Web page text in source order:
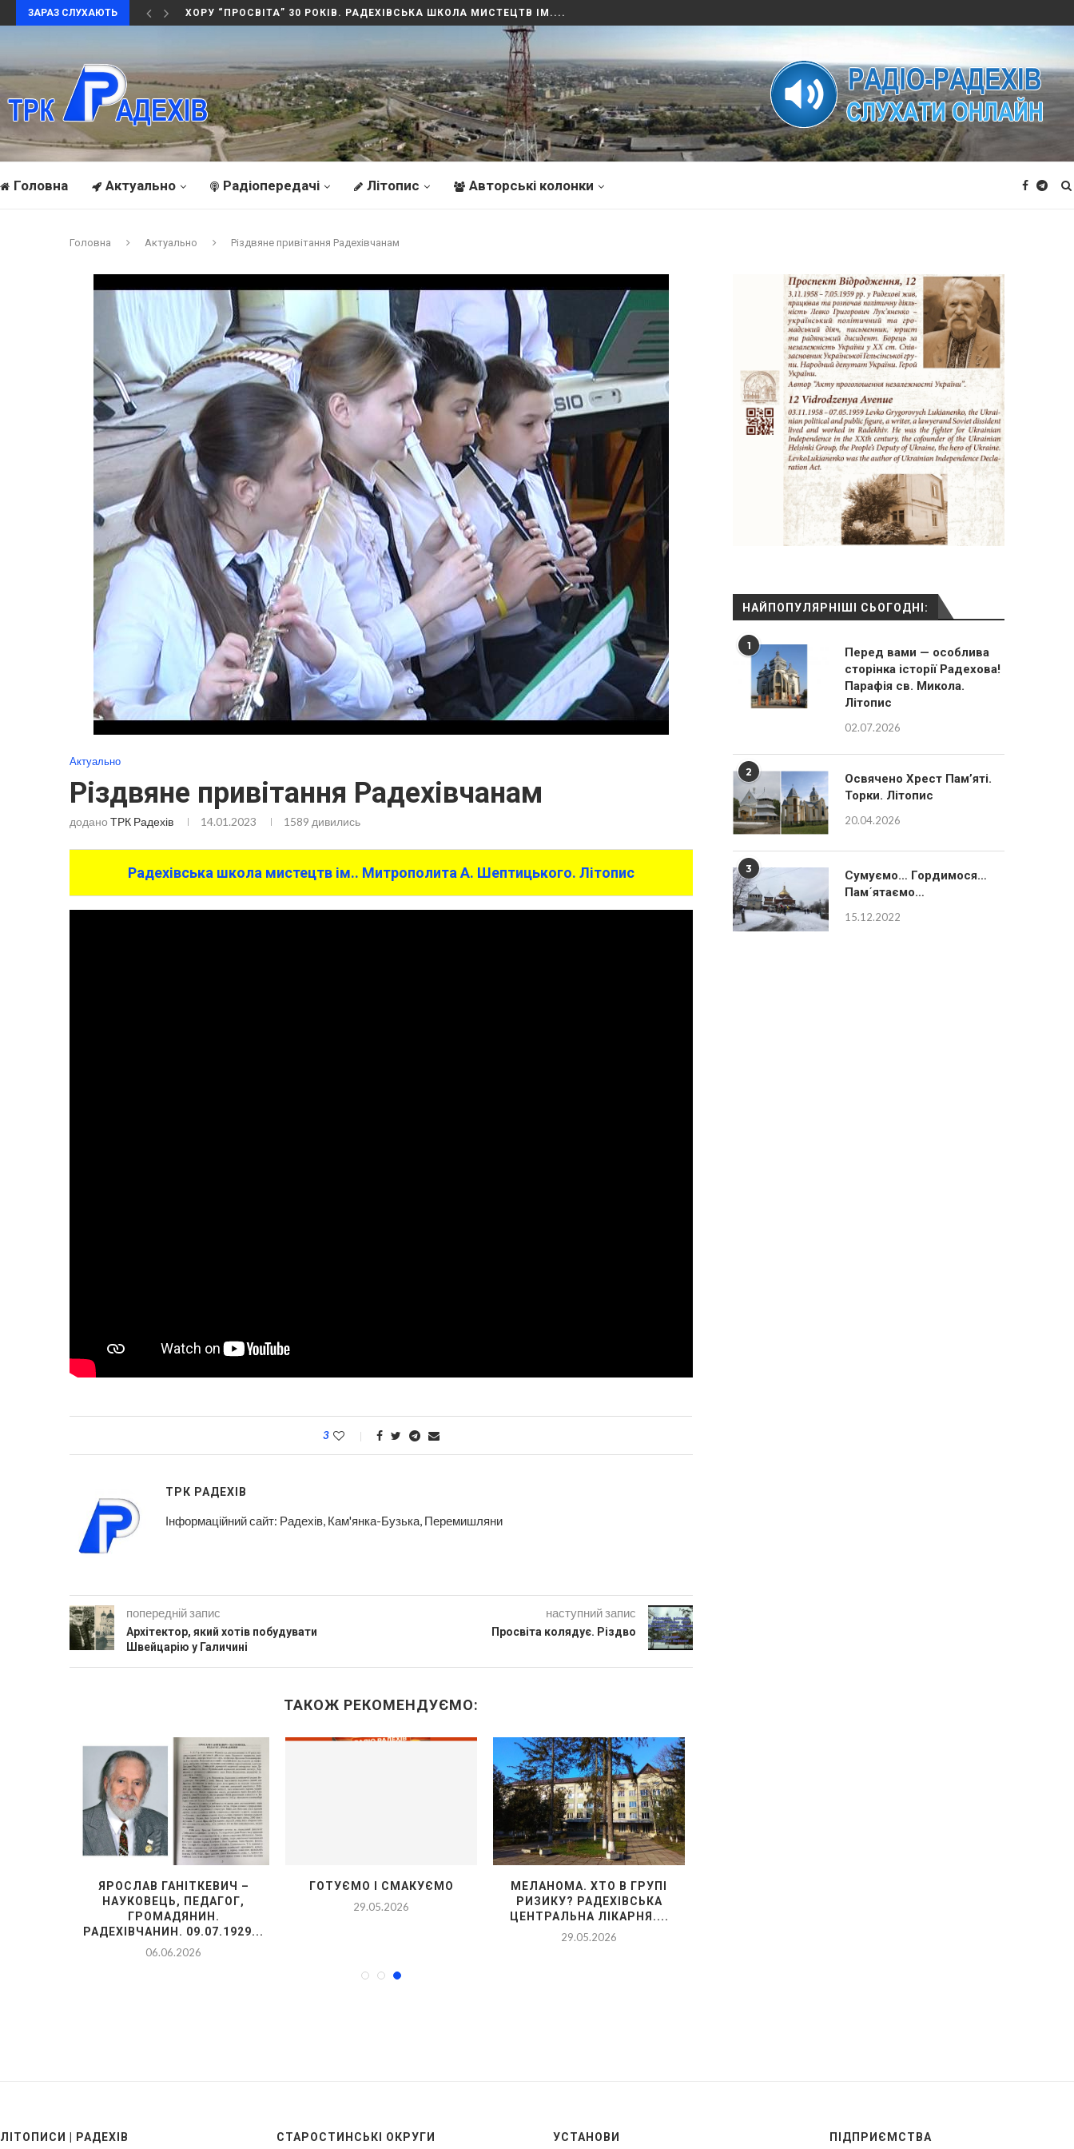
ЗАРАЗ СЛУХАЮТЬ АНДРІЙ ОХОЦЬКИЙ . ВУЗЛОВЕ. ЛІТОПИС
Головна Актуально Радіопередачі Літопис Авторські колонки
Головна Актуально Різдвяне привітання Радехівчанам
Актуально
Різдвяне привітання Радехівчанам
додано ТРК Радехів 14.01.2023 1589 дивились
Радехівська школа мистецтв ім.. Митрополита А. Шептицького. Літопис
3
ТРК РАДЕХІВ
Інформаційний сайт: Радехів, Кам'янка-Бузька, Перемишляни
попередній запис
Архітектор, який хотів побудувати
Швейцарію у Галичині
наступний запис
Просвіта колядує. Різдво
ТАКОЖ РЕКОМЕНДУЄМО:
ЯРОСЛАВ ГАНІТКЕВИЧ –
НАУКОВЕЦЬ, ПЕДАГОГ,
ГРОМАДЯНИН.
РАДЕХІВЧАНИН. 09.07.1929...
06.06.2026
ГОТУЄМО І СМАКУЄМО
29.05.2026
МЕЛАНОМА. ХТО В ГРУПІ
РИЗИКУ? РАДЕХІВСЬКА
ЦЕНТРАЛЬНА ЛІКАРНЯ....
29.05.2026
НАЙПОПУЛЯРНІШІ СЬОГОДНІ:
1
Перед вами — особлива
сторінка історії Радехова!
Парафія св. Микола.
Літопис
02.07.2026
2
Освячено Хрест Пам’яті.
Торки. Літопис
20.04.2026
3
Сумуємо… Гордимося…
Пам´ятаємо…
15.12.2022
ЛІТОПИСИ | РАДЕХІВ СТАРОСТИНСЬКІ ОКРУГИ УСТАНОВИ ПІДПРИЄМСТВА